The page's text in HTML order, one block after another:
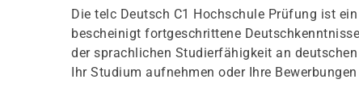
Die telc Deutsch C1 Hochschule Prüfung ist
bescheinigt fortgeschrittene
der sprachlichen Studierfähigkeit an
Ihr Studium aufnehmen oder Ihre